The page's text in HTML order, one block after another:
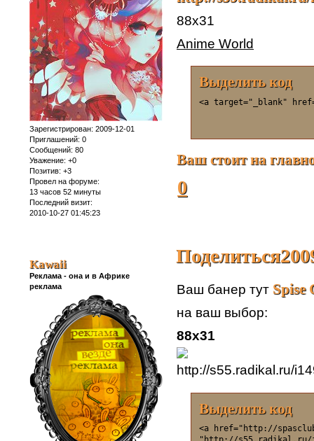
Зарегистрирован: 2009-12-01
Приглашений: 0
Сообщений: 80
Уважение: +0
Позитив: +3
Провел на форуме:
13 часов 52 минуты
Последний визит:
2010-10-27 01:45:23
88х31
Anime World
Выделить код
<a target="_blank"
Ваш стоит на
0
Поделиться
Kawaii
Реклама - она и в Африке
реклама
Ваш банер тут Spise
на ваш выбор:
88х31
Выделить код
<a href="http://